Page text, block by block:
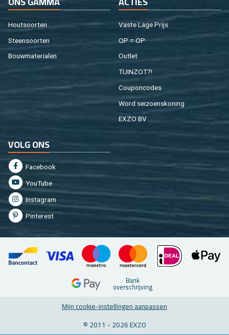
Hout­soor­ten
Steen­soor­ten
Bouw­ma­te­ri­a­len
Vaste Lage Prijs
OP = OP
Out­let
TUIN­ZOT?!
Cou­pon­co­des
Word sei­zoens­ko­ning
EXZO BV
VOLG ONS
Fa­cebook
You­Tu­be
In­st­agram
Pin­te­rest
Bank
over­schrij­ving
Mijn coo­kie-in­stel­lin­gen aan­pas­sen
© 2011 - 2026 EXZO